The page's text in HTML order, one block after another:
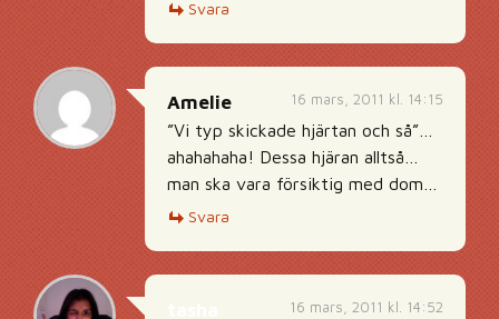
Svara
16 mars, 2011 kl. 14:15
Amelie
”Vi typ skickade hjärtan och så”…
ahahahaha! Dessa hjäran alltså…
man ska vara försiktig med dom…
Svara
16 mars, 2011 kl. 14:52